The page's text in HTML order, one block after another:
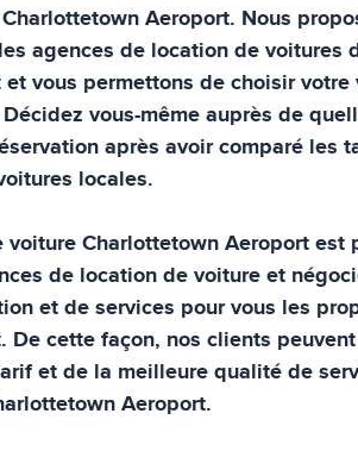
Charlottetown Aeroport. Nous
agences de location de voitures
et vous permettons de choisir
vous-même auprès de
après avoir comparé les
locales.
voitureCharlottetown Aeroportest
de location de voiture et
et de services pour vous les
. De cette façon, nos clients
et de la meilleure qualité de
Aeroport.